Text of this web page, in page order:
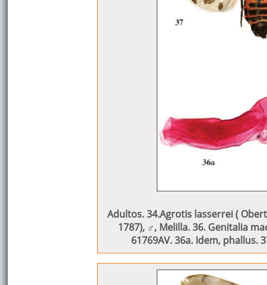
Adultos. 34.Agrotis lasserrei (
1787), ♂, Melilla. 36. Genitalia
61769AV. 36a. Idem, phallus.